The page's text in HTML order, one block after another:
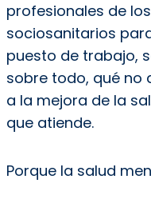
profesionales de
sociosanitarios
puesto de trabajo,
sobre todo, qué no
a la mejora de la
que atiende.
Porque la salud